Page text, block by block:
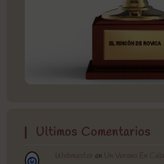
Ultimos Comentarios
Webmaster en Un Verano En